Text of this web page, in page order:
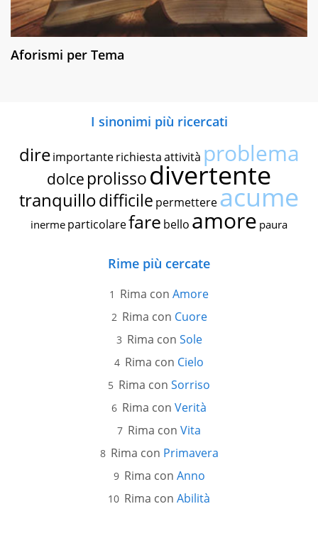
Aforismi per Tema
I sinonimi più ricercati
dire importante richiestaattività problema
dolce prolissodivertente
tranquillodifficile permettereacume
inerme particolarefare bello amore paura
Rime più cercate
Rima con Amore
Rima con Cuore
Rima con Sole
Rima con Cielo
Rima con Sorriso
Rima con Verità
Rima con Vita
Rima con Primavera
Rima con Anno
Rima con Abilità